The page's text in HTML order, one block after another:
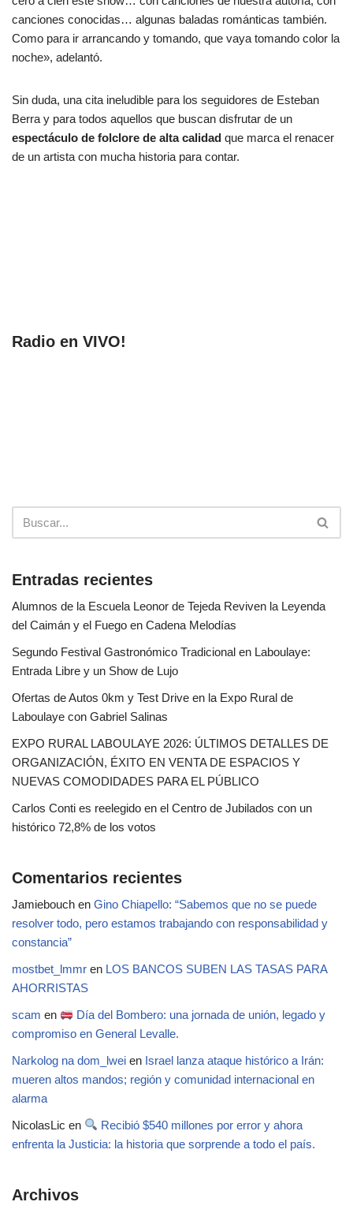
canciones conocidas… algunas baladas románticas también.
Como para ir arrancando y tomando, que vaya tomando color la
noche», adelantó.
Sin duda, una cita ineludible para los seguidores de Esteban
Berra y para todos aquellos que buscan disfrutar de un
espectáculo de folclore de alta calidad que marca el renacer
de un artista con mucha historia para contar.
Radio en VIVO!
Entradas recientes
Alumnos de la Escuela Leonor de Tejeda Reviven la Leyenda
del Caimán y el Fuego en Cadena Melodías
Segundo Festival Gastronómico Tradicional en Laboulaye:
Entrada Libre y un Show de Lujo
Ofertas de Autos 0km y Test Drive en la Expo Rural de
Laboulaye con Gabriel Salinas
EXPO RURAL LABOULAYE 2026: ÚLTIMOS DETALLES DE
ORGANIZACIÓN, ÉXITO EN VENTA DE ESPACIOS Y
NUEVAS COMODIDADES PARA EL PÚBLICO
Carlos Conti es reelegido en el Centro de Jubilados con un
histórico 72,8% de los votos
Comentarios recientes
Jamiebouch en Gino Chiapello: “Sabemos que no se puede
resolver todo, pero estamos trabajando con responsabilidad y
constancia”
mostbet_lmmr en LOS BANCOS SUBEN LAS TASAS PARA
AHORRISTAS
scam en
Día del Bombero: una jornada de unión, legado y
compromiso en General Levalle.
Narkolog na dom_lwei en Israel lanza ataque histórico a Irán:
mueren altos mandos; región y comunidad internacional en
alarma
NicolasLic en
Recibió $540 millones por error y ahora
enfrenta la Justicia: la historia que sorprende a todo el país.
Archivos